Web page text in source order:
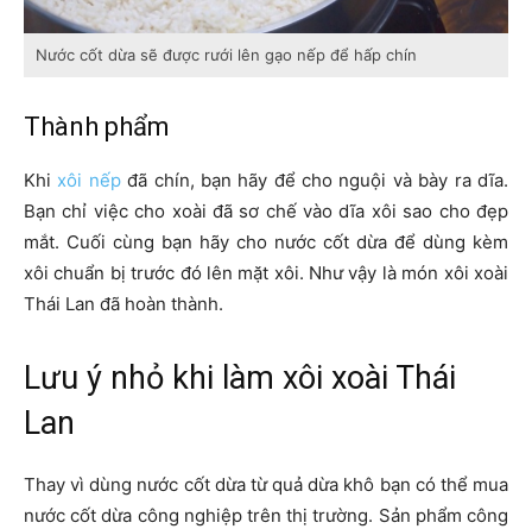
Nước cốt dừa sẽ được rưới lên gạo nếp để hấp chín
Thành phẩm
Khi xôi nếpđã chín, bạn hãy để cho nguội và bày ra dĩa.
Bạn chỉ việc cho xoài đã sơ chế vào dĩa xôi sao cho đẹp
mắt. Cuối cùng bạn hãy cho nước cốt dừa để dùng kèm
xôi chuẩn bị trước đó lên mặt xôi. Như vậy là món xôi xoài
Thái Lan đã hoàn thành.
Lưu ý nhỏ khi làm xôi xoài Thái
Lan
Thay vì dùng nước cốt dừa từ quả dừa khô bạn có thể mua
nước cốt dừa công nghiệp trên thị trường. Sản phẩm công